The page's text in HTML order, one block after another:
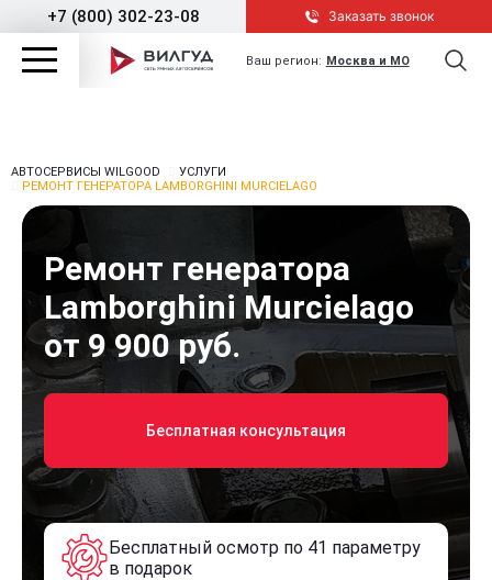
+7 (800) 302-23-08 Заказать звонок
Ваш регион: Москва и МО
АВТОСЕРВИСЫ WILGOOD
УСЛУГИ
РЕМОНТ ГЕНЕРАТОРА LAMBORGHINI MURCIELAGO
Ремонт генератора
Lamborghini Murcielago
от 9 900 руб.
Бесплатная консультация
Бесплатный осмотр по 41 параметру
в подарок